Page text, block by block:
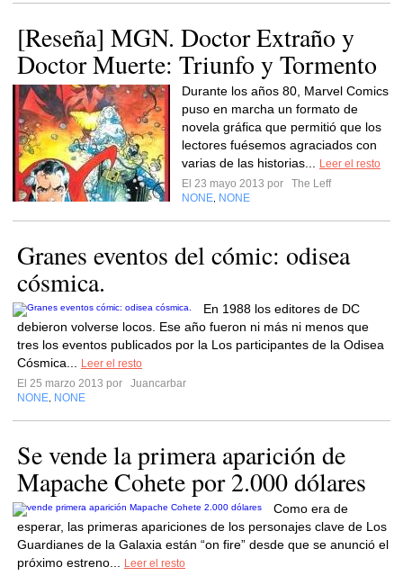
[Reseña] MGN. Doctor Extraño y
Doctor Muerte: Triunfo y Tormento
Durante los años 80, Marvel Comics
puso en marcha un formato de
novela gráfica que permitió que los
lectores fuésemos agraciados con
varias de las historias...
Leer el resto
El 23 mayo 2013 por
The Leff
NONE NONE
Granes eventos del cómic: odisea
cósmica.
En 1988 los editores de DC
debieron volverse locos. Ese año fueron ni más ni menos que
tres los eventos publicados por la Los participantes de la Odisea
Cósmica...
Leer el resto
El 25 marzo 2013 por
Juancarbar
NONE NONE
Se vende la primera aparición de
Mapache Cohete por 2.000 dólares
Como era de
esperar, las primeras apariciones de los personajes clave de Los
Guardianes de la Galaxia están “on fire” desde que se anunció el
próximo estreno...
Leer el resto